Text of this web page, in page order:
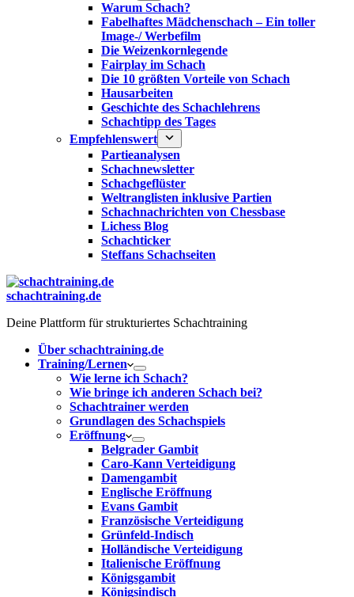
Warum Schach?
Fabelhaftes Mädchenschach – Ein toller
Image-/ Werbefilm
Die Weizenkornlegende
Fairplay im Schach
Die 10 größten Vorteile von Schach‎
Hausarbeiten
Geschichte des Schachlehrens
Schachtipp des Tages
Empfehlenswert
Partieanalysen
Schachnewsletter
Schachgeflüster
Weltranglisten inklusive Partien
Schachnachrichten von Chessbase
Lichess Blog
Schachticker
Steffans Schachseiten
schachtraining.de
Deine Plattform für strukturiertes Schachtraining
Über schachtraining.de
Training/Lernen
Wie lerne ich Schach?
Wie bringe ich anderen Schach bei?
Schachtrainer werden
Grundlagen des Schachspiels
Eröffnung
Belgrader Gambit
Caro-Kann Verteidigung
Damengambit
Englische Eröffnung
Evans Gambit
Französische Verteidigung
Grünfeld-Indisch
Holländische Verteidigung
Italienische Eröffnung
Königsgambit
Königsindisch